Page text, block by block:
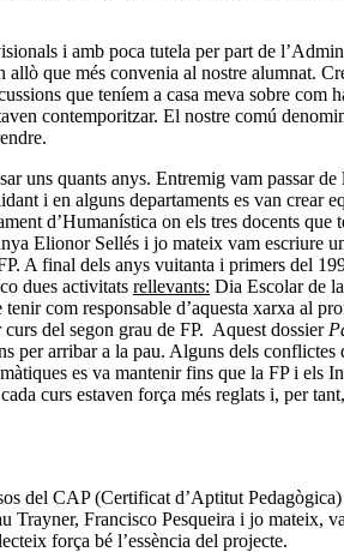
i amb poca tutela per part de
que més convenia al nostre alumnat.
que teníem a casa meva sobre com
contemporitzar. El nostre comú
uns quants anys. Entremig vam passar
i en alguns departaments es van crear
d’Humanística on els tres docents
Elionor Sellés i jo mateix vam escriure
A final dels anys vuitanta i primers del
dues activitats rellevants: Dia Escolar de
com responsable d’aquesta xarxa al
del segon grau de FP. Aquest dossier
per arribar a la pau. Alguns dels conflictes
es va mantenir fins que la FP i
curs estaven força més reglats i, per
del CAP (Certificat d’Aptitut
Francisco Pesqueira i jo mateix,
força bé l’essència del projecte.